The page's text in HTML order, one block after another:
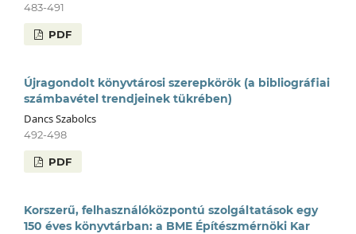
483-491
PDF
Újragondolt könyvtárosi szerepkörök (a bibliográfiai
számbavétel trendjeinek tükrében)
Dancs Szabolcs
492-498
PDF
Korszerű, felhasználóközpontú szolgáltatások egy
150 éves könyvtárban: a BME Építészmérnöki Kar